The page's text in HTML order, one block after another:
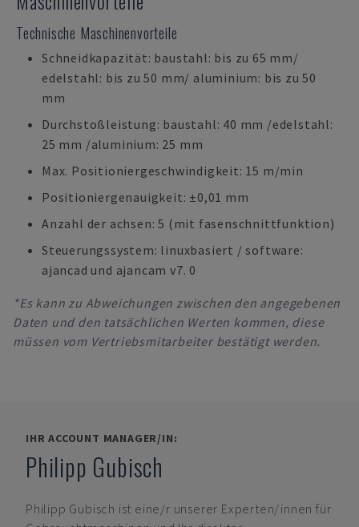
Technische Maschinenvorteile
Schneidkapazität: baustahl: bis zu 65 mm/
edelstahl: bis zu 50 mm/ aluminium: bis zu 50
mm
Durchstoßleistung: baustahl: 40 mm /edelstahl:
25 mm /aluminium: 25 mm
Max. Positioniergeschwindigkeit: 15 m/min
Positioniergenauigkeit: ±0,01 mm
Anzahl der achsen: 5 (mit fasenschnittfunktion)
Steuerungssystem: linuxbasiert / software:
ajancad und ajancam v7. 0
*Es kann zu Abweichungen zwischen den angegebenen
Daten und den tatsächlichen Werten kommen, diese
müssen vom Vertriebsmitarbeiter bestätigt werden.
IHR ACCOUNT MANAGER/IN:
Philipp Gubisch
Philipp Gubisch ist eine/r unserer Experten/innen für